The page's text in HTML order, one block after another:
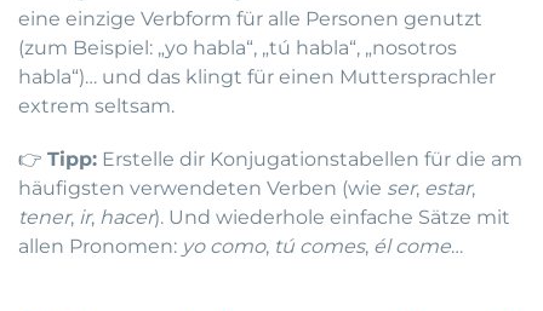
eine einzige Verbform für alle Personen genutzt
(zum Beispiel: „yo habla“, „tú habla“, „nosotros
habla“)… und das klingt für einen Muttersprachler
extrem seltsam.
👉 Tipp: Erstelle dir Konjugationstabellen für die am
häufigsten verwendeten Verben (wie ser, estar,
tener, ir, hacer). Und wiederhole einfache Sätze mit
allen Pronomen: yo como, tú comes, él come…